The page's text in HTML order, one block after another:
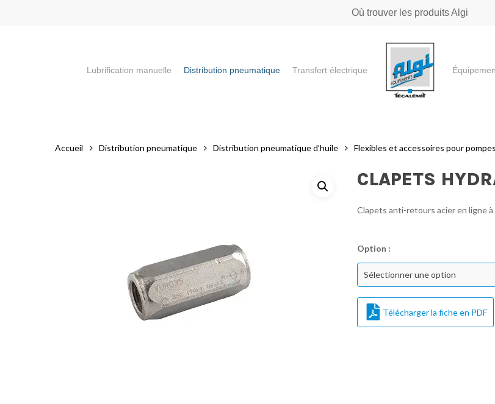
Où trouver les produits Algi
Lubrification manuelle Distribution pneumatique Transfert électrique
Accueil Distribution pneumatique Distribution pneumatique d’huile Flexibles et accessoires pour
CLAPETS
Clapets anti-retours acier en ligne à
Option :
Sélectionner une option
Télécharger la fiche en PDF